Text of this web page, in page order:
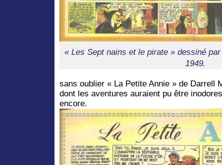
« Les Sept nains et le pirate » dessiné
1949.
sans oublier « La Petite Annie » de Darrell
dont les aventures auraient pu être
encore.